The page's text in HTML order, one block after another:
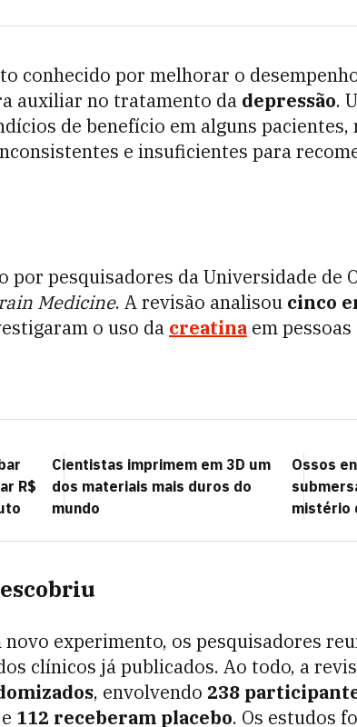
conhecido por melhorar o
auxiliar no tratamento da depressão.
de benefício em alguns pacientes,
e insuficientes para
por pesquisadores da Universidade de
Medicine. A revisão analisou cinco
o uso da creatina em
R$
Cientistas imprimem em 3D um
dos materiais mais duros do
mundo
Ossos
mistério
novo experimento, os pesquisadores
clínicos já publicados. Ao todo, a
, envolvendo 238
e 112 receberam placebo. Os estudos